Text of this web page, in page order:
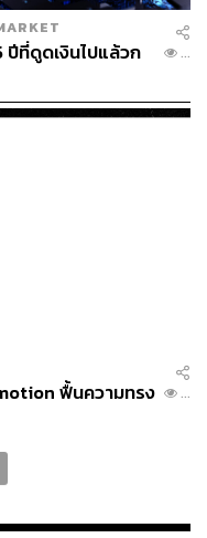
ที่ดูดเงินไปแล้วก
...
ฟื้นความทรง
...